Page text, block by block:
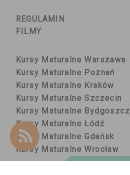
REGULAMIN
FILMY
Kursy Maturalne Warszawa
Kursy Maturalne Poznań
Kursy Maturalne Kraków
Kursy Maturalne Szczecin
Kursy Maturalne Bydgoszcz
Kursy Maturalne Łódź
Kursy Maturalne Gdańsk
Kursy Maturalne Wrocław